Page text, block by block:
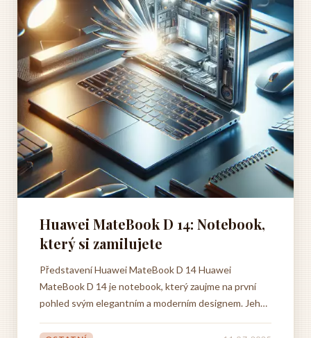
Huawei MateBook D 14: Notebook,
který si zamilujete
Představení Huawei MateBook D 14 Huawei
MateBook D 14 je notebook, který zaujme na první
pohled svým elegantním a moderním designem. Jeho